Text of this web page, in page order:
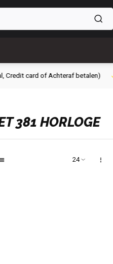
card of Achteraf betalen)
381 HORLOGE